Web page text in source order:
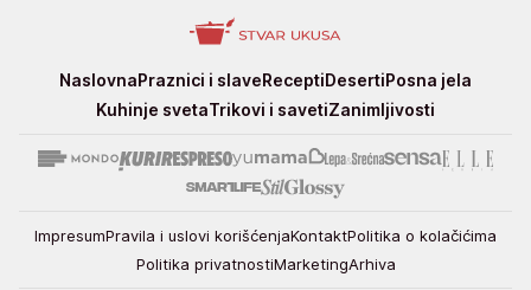
StvarNaslovnaPraznici i slaveReceptiDesertiPosna jela
Kuhinje svetaTrikovi i savetiZanimljivosti
ImpresumPravila i uslovi korišćenjaKontaktPolitika o kolačićima
Politika privatnostiMarketingArhiva